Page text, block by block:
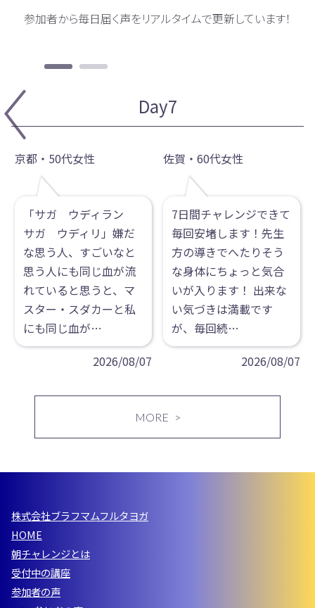
参加者から毎日届く声をリアルタイムで更新しています！
Day7
京都・50代女性
「サガ ウディラン
サガ ウディリ」嫌だ
な思う人、すごいなと
思う人にも同じ血が流
れていると思うと、マ
スター・スダカーと私
にも同じ血が…
2026/08/07
佐賀・60代女性
7日間チャレンジできて
毎回安堵します！先生
方の導きでへたりそう
な身体にちょっと気合
いが入ります！ 出来な
い気づきは満載です
が、毎回続…
2026/08/07
Day7
北海道・60代女性
もう最終日😅💦 ヨガを
することはヨガム✨ 私
も練習を続けて小さな
幸運を積み重ねていき
たいです😊
MORE
株式会社ブラフマムフルタヨガ
HOME
朝チャレンジとは
受付中の講座
参加者の声